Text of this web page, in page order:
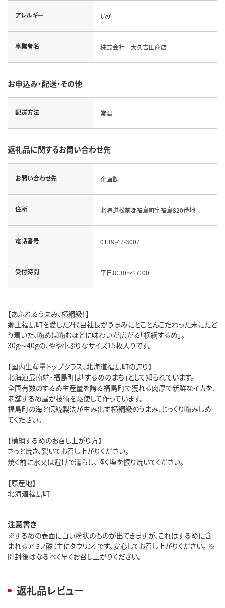
アレルギー いか
事業者名 株式会社 大久吉田商店
お申込み・配送・その他
配送方法 常温
返礼品に関するお問い合わせ先
お問い合わせ先 企画課
住所 北海道松前郡福島町字福島820番地
電話番号 0139-47-3007
受付時間 平日8：30～17：00
【あふれるうまみ、横綱級！】
郷土福島町を愛した2代目社長がうまみにとことんこだわった末にたど
り着いた、噛めば噛むほどに味わいが広がる「横綱するめ」。
30g～40gの、やや小ぶりなサイズ15枚入りです。
【国内生産量トップクラス、北海道福島町の誇り】
北海道最南端・福島町は「するめのまち」として知られています。
全国有数のするめ生産量を誇る福島町で獲れる肉厚で新鮮なイカを、
老舗するめ屋が技術を駆使して作っています。
福島町の海と伝統製法が生み出す横綱級のうまみ、じっくり噛みしめ
てください。
【横綱するめのお召し上がり方】
さっと焼き、裂いてお召し上がりください。
焼く前に水又は避けで濡らし、軽く塩を振り焼いてください。
【原産地】
北海道福島町
注意書き
※するめの表面に白い粉状のものが出てきますが、これはするめに含
まれるアミノ酸（主にタウリン）です。安心してお召し上がりください。 ※
開封後はなるべく早くお召し上がりください。
返礼品レビュー